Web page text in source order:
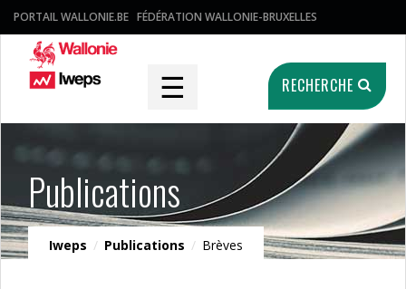
PORTAIL WALLONIE.BE FÉDÉRATION WALLONIE-BRUXELLES
☰ RECHERCHE
Publications
Iweps / Publications / Brèves